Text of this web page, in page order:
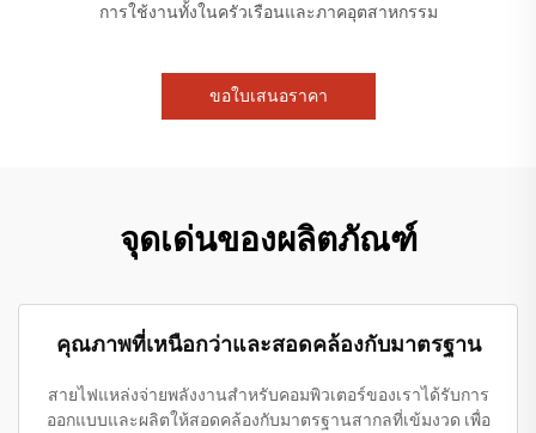
การใช้งานทั้งในครัวเรือนและภาคอุตสาหกรรม
ขอใบเสนอราคา
จุดเด่นของผลิตภัณฑ์
คุณภาพที่เหนือกว่าและสอดคล้องกับมาตรฐาน
สายไฟแหล่งจ่ายพลังงานสำหรับคอมพิวเตอร์ของเราได้รับการ
ออกแบบและผลิตให้สอดคล้องกับมาตรฐานสากลที่เข้มงวด เพื่อ